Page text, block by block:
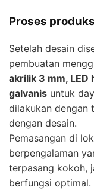
Proses
Setelah desain
pembuatan
akrilik 3 mm, LED
galvanis untuk
dilakukan dengan
dengan desain.
Pemasangan di
berpengalaman
terpasang kokoh,
berfungsi optimal.